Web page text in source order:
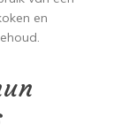
en